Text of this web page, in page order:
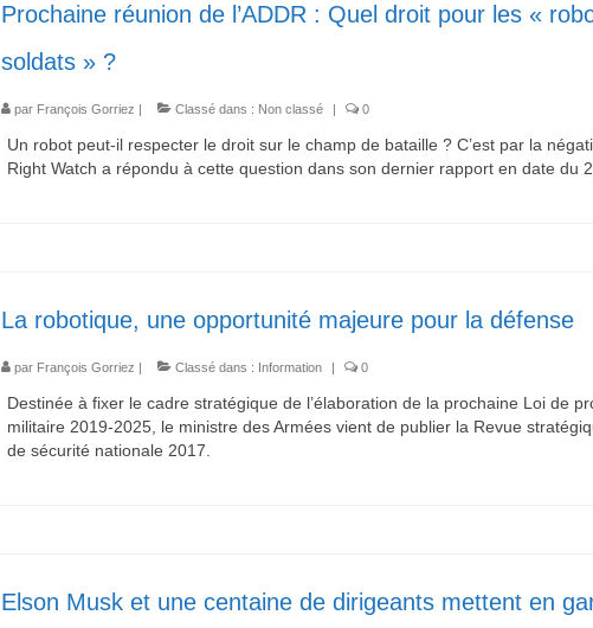
Prochaine réunion de l’ADDR : Quel droit pour les «
soldats » ?
par François Gorriez Classé dans : Non classé 0
Un robot peut-il respecter le droit sur le champ de bataille ? C’est par la
Right Watch a répondu à cette question dans son dernier rapport en date du
La robotique, une opportunité majeure pour la défense
par François Gorriez Classé dans : Information 0
Destinée à fixer le cadre stratégique de l’élaboration de la prochaine Loi de
militaire 2019-2025, le ministre des Armées vient de publier la Revue
de sécurité nationale 2017.
Elson Musk et une centaine de dirigeants mettent en